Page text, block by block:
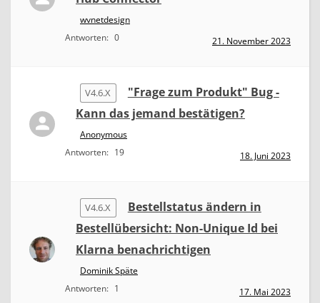
wvnetdesign
Antworten: 0 21. November 2023
V4.6.X
"Frage zum Produkt" Bug -
Kann das jemand bestätigen?
Anonymous
Antworten: 19 18. Juni 2023
V4.6.X
Bestellstatus ändern in
Bestellübersicht: Non-Unique Id bei
Klarna benachrichtigen
Dominik Späte
Antworten: 1 17. Mai 2023